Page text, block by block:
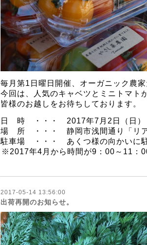
毎月第1日曜日開催、オーガニック農家
今回は、人気のキャベツとミニトマト
皆様のお越しをお待ちしております。
日 時 ・・・ 2017年7月2日（日
場 所 ・・・ 静岡市浅間通り「リア
駐車場 ・・・ あくつ様の向かいに駐
※2017年4月から時間が9：00～11：
2017-05-14 13:56:00
出荷再開のお知らせ。